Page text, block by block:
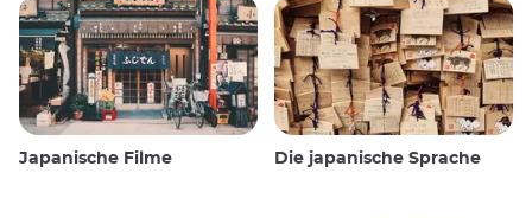
Japanische Filme Die japanische Sprache